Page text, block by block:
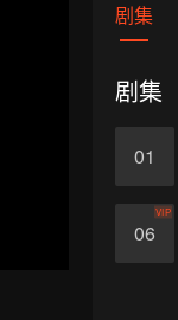
剧集
剧集
01
06
VIP